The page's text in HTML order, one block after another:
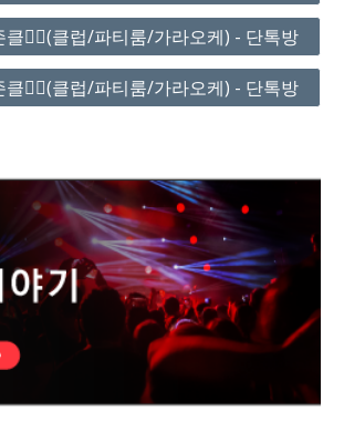
❤️‍🔥(클럽/파티룸/가라오케) - 단톡방
❤️‍🔥(클럽/파티룸/가라오케) - 단톡방